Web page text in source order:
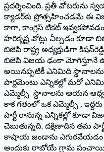
ప్రదర్శించింది. ప్రతీ వోటరును
క్యాడర్‌కు ప్రోత్సహించడమే ఈ
కాగా, కాంగ్రెస్‌ ‌టికట్‌
హరికృష్ణ వోట్లు చీల్చడం కూడా
బిజెపి రాష్ట్ర అధ్యక్షుడిగా
బిజెపి విజయ ఢంకా మోగిస్తూనే
అయినప్పటికీ ఎనిమిది
పార్లమెంటు ఎన్నికల్లో మరో
ఎమ్మెల్సీ స్థానాలను ఆయన
కాక గతంలో ఒక ఎమ్మెల్సీ ,
పార్టీ రానున్న ఎన్నికల్లో కూడా
చెబుతున్నది. దక్షిణాదిన తమ
కాషాయ జండాను ఎగురవేయడం
అందుకు రాబోయే గ్రామ పంచాయితీ